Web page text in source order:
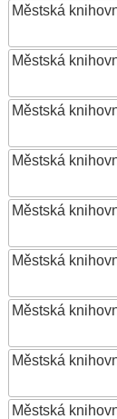
Městská
Městská
Městská
Městská
Městská
Městská
Městská
Městská
Městská